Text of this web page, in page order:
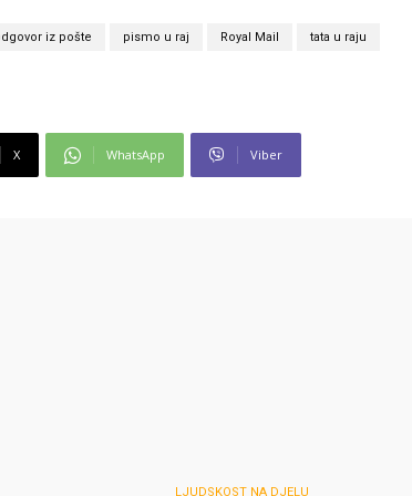
iz pošte pismo u raj Royal Mail tata u raju
X WhatsApp Viber
LJUDSKOST NA DJELU